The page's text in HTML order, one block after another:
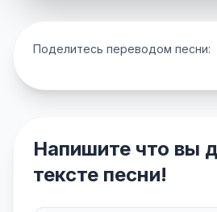
Поделитесь переводом песни:
Напишите что вы
тексте песни!